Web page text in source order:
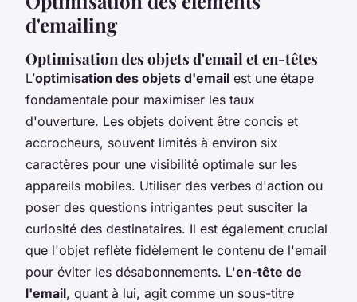
d'emailing
Optimisation des objets d'email et en-têtes
L’optimisation des objets d'email est une étape
fondamentale pour maximiser les taux
d'ouverture. Les objets doivent être concis et
accrocheurs, souvent limités à environ six
caractères pour une visibilité optimale sur les
appareils mobiles. Utiliser des verbes d'action ou
poser des questions intrigantes peut susciter la
curiosité des destinataires. Il est également crucial
que l'objet reflète fidèlement le contenu de l'email
pour éviter les désabonnements. L'en-tête de
l'email, quant à lui, agit comme un sous-titre